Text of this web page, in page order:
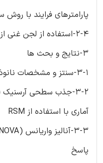
پارامترهای فرایند با
2-4-استفاده از لجن غنی از ارسنیک در تهیه شیشه
3-نتایج و بحث ها
3-1-سنتز و مشخصات نانوذرات اکسیدآهن
آماری با استفاده از RSM
پاسخ